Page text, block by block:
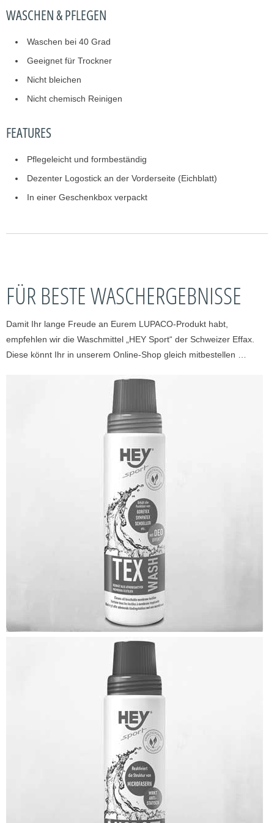
WASCHEN & PFLEGEN
Waschen bei 40 Grad
Geeignet für Trockner
Nicht bleichen
Nicht chemisch Reinigen
FEATURES
Pflegeleicht und formbeständig
Dezenter Logostick an der Vorderseite (Eichblatt)
In einer Geschenkbox verpackt
FÜR BESTE WASCHERGEBNISSE
Damit Ihr lange Freude an Eurem LUPACO-Produkt habt,
empfehlen wir die Waschmittel „HEY Sport“ der Schweizer Effax.
Diese könnt Ihr in unserem Online-Shop gleich mitbestellen …